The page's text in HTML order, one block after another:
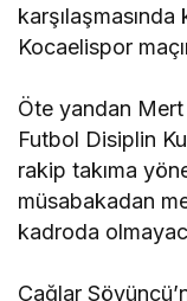
karşılaşmasında
Kocaelispor
Öte yandan
Futbol Disiplin
rakip takıma
müsabakadan
kadroda
Çağlar